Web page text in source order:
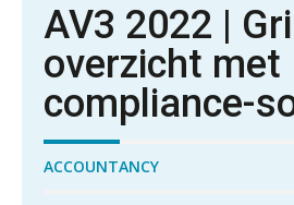
AV3 2022 |
overzicht met
compliance-
ACCOUNTANCY